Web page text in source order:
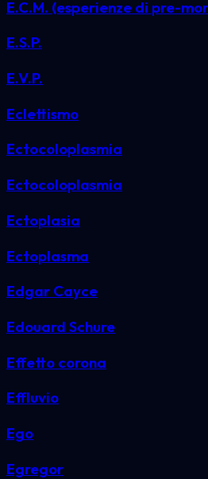
E.C.M. (esperienze di pre-
E.S.P.
E.V.P.
Eclettismo
Ectocoloplasmia
Ectocoloplasmia
Ectoplasia
Ectoplasma
Edgar Cayce
Edouard Schure
Effetto corona
Effluvio
Ego
Egregor